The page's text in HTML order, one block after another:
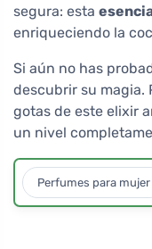
segura: esta
enriqueciendo la
Si aún no has
descubrir su magia.
gotas de este elixir
un nivel
Perfumes para mujer